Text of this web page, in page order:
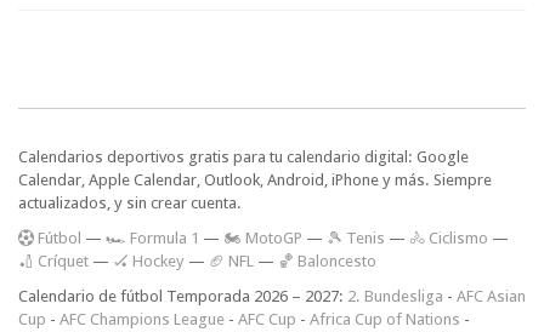
Calendarios deportivos gratis para tu calendario digital: Google
Calendar, Apple Calendar, Outlook, Android, iPhone y más. Siempre
actualizados, y sin crear cuenta.
Fútbol — 🏎️ Formula 1 — 🏍 MotoGP — 🎾 Tenis — 🚴 Ciclismo —
🏏 Críquet — 🏑 Hockey — 🏈 NFL — 🏀 Baloncesto
Calendario de fútbol Temporada 2026 – 2027: 2. Bundesliga - AFC Asian
Cup - AFC Champions League - AFC Cup - Africa Cup of Nations -